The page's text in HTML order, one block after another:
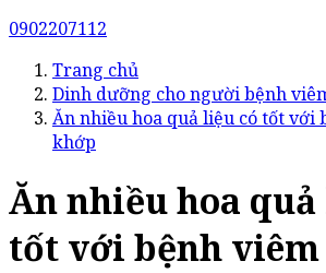
0902207112
Trang chủ
Dinh dưỡng cho người bệnh
Ăn nhiều hoa quả liệu có tốt với
khớp
Ăn nhiều hoa
tốt với bệnh